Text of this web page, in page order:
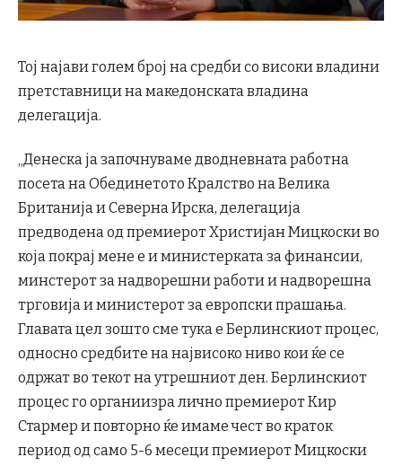
Тој најави голем број на средби со високи владини
претставници на македонската владина
делегација.
„Денеска ја започнуваме дводневната работна
посета на Обединетото Кралство на Велика
Британија и Северна Ирска, делегација
предводена од премиерот Христијан Мицкоски во
која покрај мене е и министерката за финансии,
минстерот за надворешни работи и надворешна
трговија и министерот за европски прашања.
Главата цел зошто сме тука е Берлинскиот процес,
односно средбите на највисоко ниво кои ќе се
одржат во текот на утрешниот ден. Берлинскиот
процес го органиизра лично премиерот Кир
Стармер и повторно ќе имаме чест во краток
период од само 5-6 месеци премиерот Мицкоски